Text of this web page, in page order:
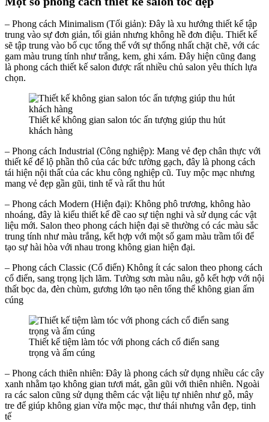
– Phong cách Minimalism (Tối giản): Đây là xu hướng thiết kế tập
trung vào sự đơn giản, tối giản nhưng không hề đơn điệu. Thiết kế
sẽ tập trung vào bố cục tổng thể với sự thống nhất chặt chẽ, với các
gam màu trung tính như trắng, kem, ghi xám. Đây hiện cũng đang
là phong cách thiết kế salon được rất nhiều chủ salon yêu thích lựa
chọn.
Thiết kế không gian salon tóc ấn tượng giúp thu hút
khách hàng
– Phong cách Industrial (Công nghiệp): Mang vẻ đẹp chân thực với
thiết kế để lộ phần thô của các bức tường gạch, đây là phong cách
tái hiện nội thất của các khu công nghiệp cũ. Tuy mộc mạc nhưng
mang vẻ đẹp gần gũi, tinh tế và rất thu hút
– Phong cách Modern (Hiện đại): Không phô trương, không hào
nhoáng, đây là kiểu thiết kế đề cao sự tiện nghi và sử dụng các vật
liệu mới. Salon theo phong cách hiện đại sẽ thường có các màu sắc
trung tính như màu trắng, kết hợp với một số gam màu trầm tối để
tạo sự hài hòa với nhau trong không gian hiện đại.
– Phong cách Classic (Cổ điển) Không ít các salon theo phong cách
cổ điển, sang trọng lịch lãm. Tường sơn màu nâu, gỗ kết hợp với nội
thất bọc da, đèn chùm, gương lớn tạo nên tổng thể không gian ấm
cúng
Thiết kế tiệm làm tóc với phong cách cổ điển sang
trọng và ấm cúng
– Phong cách thiên nhiên: Đây là phong cách sử dụng nhiều các cây
xanh nhằm tạo không gian tươi mát, gần gũi với thiên nhiên. Ngoài
ra các salon cũng sử dụng thêm các vật liệu tự nhiên như gỗ, mây
tre để giúp không gian vừa mộc mạc, thư thái nhưng vẫn đẹp, tinh
tế